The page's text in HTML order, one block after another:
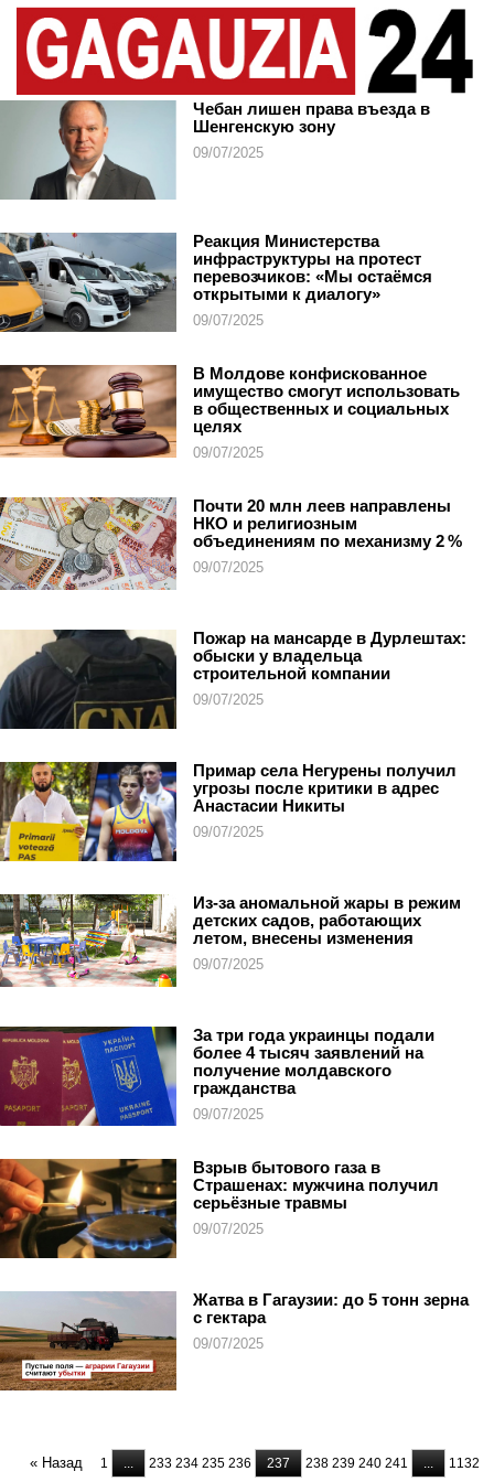
Чебан лишен права въезда в
Шенгенскую зону
09/07/2025
Реакция Министерства
инфраструктуры на протест
перевозчиков: «Мы остаёмся
открытыми к диалогу»
09/07/2025
В Молдове конфискованное
имущество смогут использовать
в общественных и социальных
целях
09/07/2025
Почти 20 млн леев направлены
НКО и религиозным
объединениям по механизму 2 %
09/07/2025
Пожар на мансарде в Дурлештах:
обыски у владельца
строительной компании
09/07/2025
Примар села Негурены получил
угрозы после критики в адрес
Анастасии Никиты
09/07/2025
Из-за аномальной жары в режим
детских садов, работающих
летом, внесены изменения
09/07/2025
За три года украинцы подали
более 4 тысяч заявлений на
получение молдавского
гражданства
09/07/2025
Взрыв бытового газа в
Страшенах: мужчина получил
серьёзные травмы
09/07/2025
Жатва в Гагаузии: до 5 тонн зерна
с гектара
09/07/2025
« Назад 1 233 234 235 236 237 238 239 240 241 1132